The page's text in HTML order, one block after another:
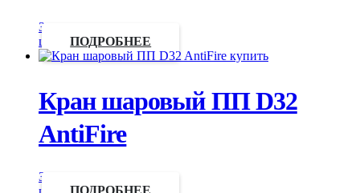
Запросить
цену
ПОДРОБНЕЕ
Кран шаровый ПП D32
AntiFire
Запросить